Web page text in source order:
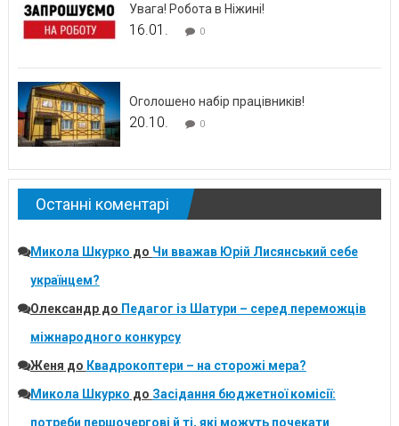
Увага! Робота в Ніжині!
16.01. 0
Оголошено набір працівників!
20.10. 0
Останні коментарі
Микола Шкурко до Чи вважав Юрій Лисянський себе
українцем?
Олександрдо Педагог із Шатури – серед переможців
міжнародного конкурсу
Женя до Квадрокоптери – на сторожі мера?
Микола Шкурко до Засідання бюджетної комісії:
потреби першочергові й ті, які можуть почекати